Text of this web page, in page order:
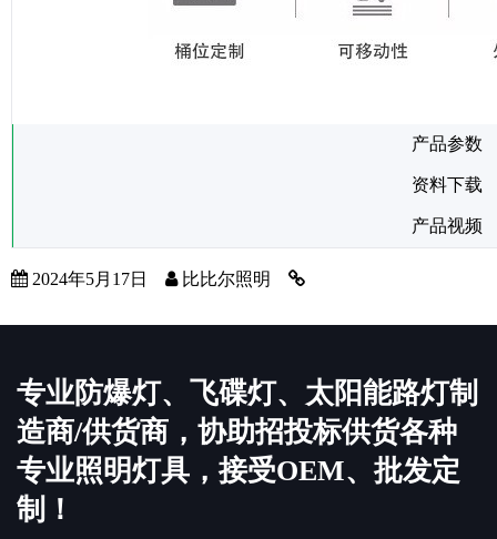
产品参数
资料下载
产品视频
2024年5月17日 比比尔照明
专业防爆灯、飞碟灯、太阳能路灯制
造商/供货商，协助招投标供货各种
专业照明灯具，接受OEM、批发定
制！